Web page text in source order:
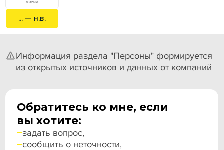
... — н.в.
Информация раздела "Персоны" формируется
из открытых источников и данных от компаний
Обратитесь ко мне, если
вы хотите:
задать вопрос,
сообщить о неточности,